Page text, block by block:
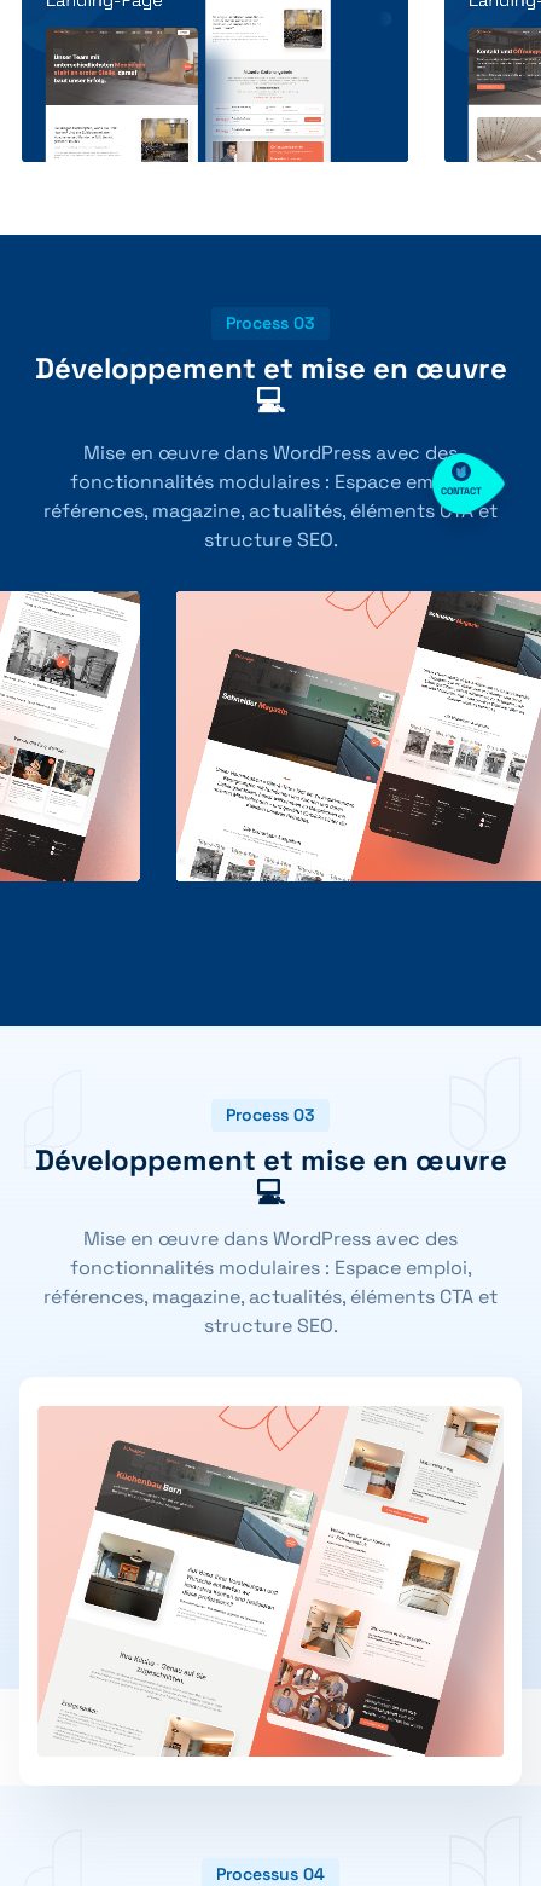
Process 03
Développement et mise en œuvre
💻
Mise en œuvre dans WordPress avec des
fonctionnalités modulaires : Espace emploi,
références, magazine, actualités, éléments CTA et
structure SEO.
Process 03
Développement et mise en œuvre
💻
Mise en œuvre dans WordPress avec des
fonctionnalités modulaires : Espace emploi,
références, magazine, actualités, éléments CTA et
structure SEO.
Processus 04
CONTACT